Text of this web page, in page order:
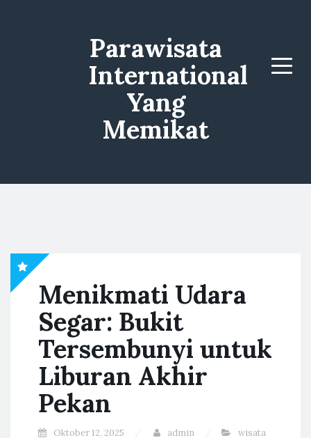
Parawisata
International
Yang
Memikat
Menu
Menikmati Udara
Segar: Bukit
Tersembunyi untuk
Liburan Akhir
Pekan
Oktober 12, 2025 admin wisata